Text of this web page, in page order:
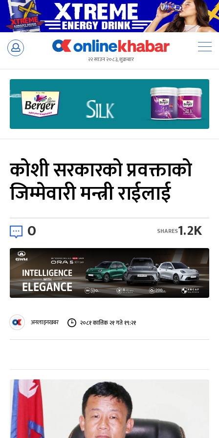
Skip
२२ साउन २०८३, शुक्रबार
कोशी सरकारको प्रवक्ताको
जिम्मेवारी मन्त्री राईलाई
0 1.2K
SHARES
अनलाइनखबर २०८१ कात्तिक २१ गते १९:२१